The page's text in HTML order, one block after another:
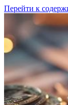
Перейти к